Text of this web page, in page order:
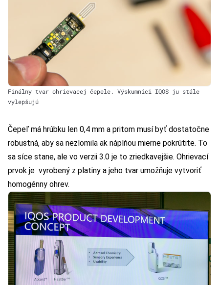
Finálny tvar ohrievacej čepele. Výskumníci IQOS ju stále
vylepšujú
Čepeľ má hrúbku len 0,4 mm a pritom musí byť dostatočne
robustná, aby sa nezlomila ak náplňou mierne pokrútite. To
sa síce stane, ale vo verzii 3.0 je to zriedkavejšie. Ohrievací
prvok je vyrobený z platiny a jeho tvar umožňuje vytvoriť
homogénny ohrev.